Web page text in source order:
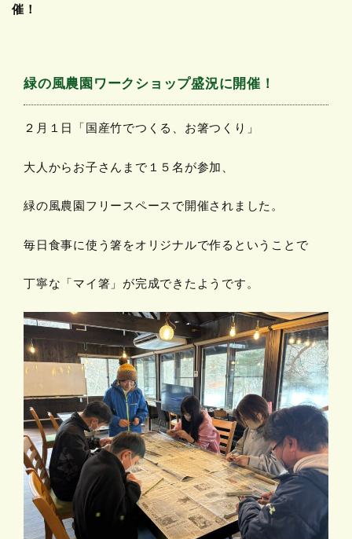
催！
緑の風農園ワークショップ盛況に開催！
２月１日「国産竹でつくる、お箸つくり」
大人からお子さんまで１５名が参加、
緑の風農園フリースペースで開催されました。
毎日食事に使う箸をオリジナルで作るということで
丁寧な「マイ箸」が完成できたようです。